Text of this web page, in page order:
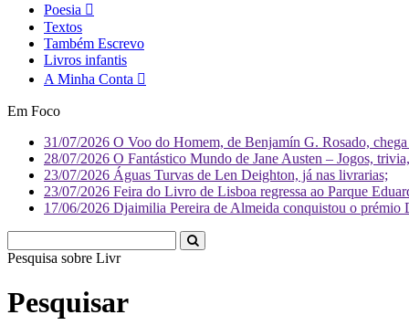
Poesia
Textos
Também Escrevo
Livros infantis
A Minha Conta
Em Foco
31/07/2026 O Voo do Homem, de Benjamín G. Rosado,
28/07/2026 O Fantástico Mundo de Jane Austen – Jogos,
23/07/2026 Águas Turvas de Len Deighton, já nas livrarias;
23/07/2026 Feira do Livro de Lisboa regressa ao Parque
17/06/2026 Djaimilia Pereira de Almeida conquistou o
Pesquisa sobre Literatura
Pesquisar